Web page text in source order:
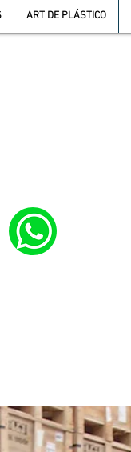
ART DE PLÁSTICO